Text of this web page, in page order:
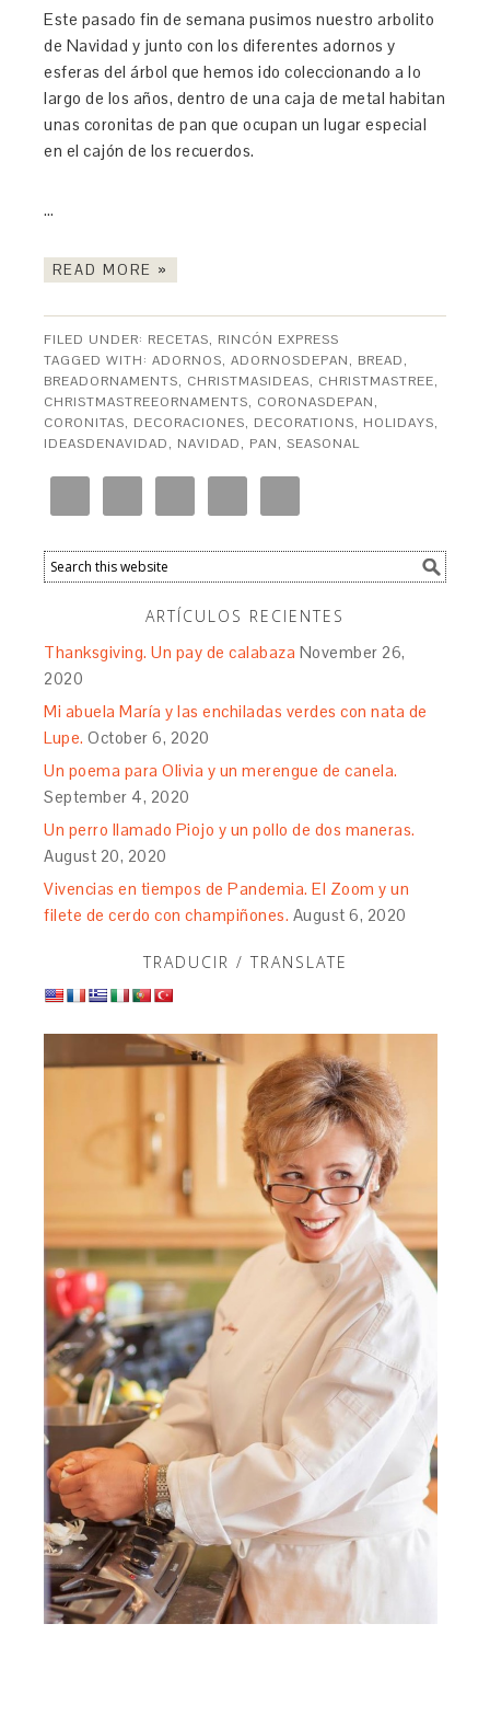
Este pasado fin de semana pusimos nuestro arbolito
de Navidad y junto con los diferentes adornos y
esferas del árbol que hemos ido coleccionando a lo
largo de los años, dentro de una caja de metal habitan
unas coronitas de pan que ocupan un lugar especial
en el cajón de los recuerdos.
…
READ MORE »
FILED UNDER: RECETAS, RINCÓN EXPRESS
TAGGED WITH:ADORNOS,ADORNOSDEPAN, BREAD,
BREADORNAMENTS, CHRISTMASIDEAS, CHRISTMASTREE,
CHRISTMASTREEORNAMENTS, CORONASDEPAN,
CORONITAS, DECORACIONES, DECORATIONS, HOLIDAYS,
IDEASDENAVIDAD, NAVIDAD, PAN,SEASONAL
ARTÍCULOS RECIENTES
Thanksgiving. Un pay de calabaza November 26,
2020
Mi abuela María y las enchiladas verdes con nata de
Lupe. October 6, 2020
Un poema para Olivia y un merengue de canela.
September 4, 2020
Un perro llamado Piojo y un pollo de dos maneras.
August 20, 2020
Vivencias en tiempos de Pandemia. El Zoom y un
filete de cerdo con champiñones. August 6, 2020
TRADUCIR / TRANSLATE